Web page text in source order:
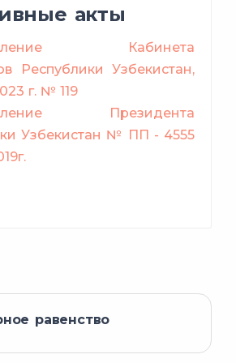
выплатного месяца.
18 лет
не имеют
акты
Кабинета
Республики Узбекистан,
г. № 119
Президента
Узбекистан № ПП - 4555
равенство